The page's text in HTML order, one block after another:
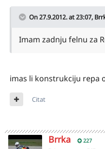
On 27.9.2012. at 23:07,
Imam zadnju felnu za
imas li konstrukciju repa
Citat
Brrka 227